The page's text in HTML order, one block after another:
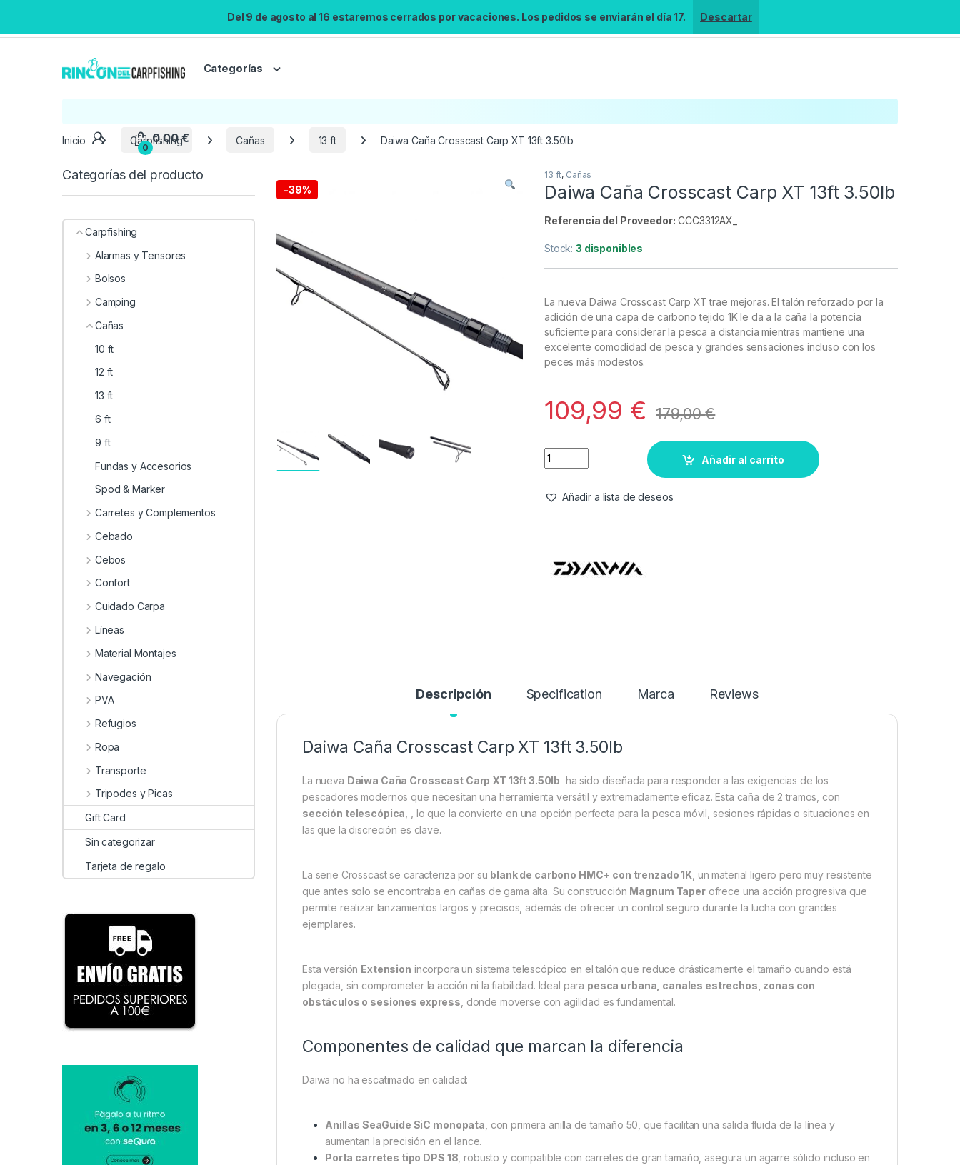
Del 9 de agosto al 16 estaremos cerrados por vacaciones. Los pedidos se enviarán el día 17. Descartar
Categorías
Búsqueda no disponible
No se pudo cargar el widget de búsqueda.
Inicio Carpfishing Cañas 13 ft Daiwa Caña Crosscast Carp XT 13ft 3.50lb
-39%
13 ft, Cañas
Daiwa Caña Crosscast Carp XT 13ft 3.50lb
Referencia del Proveedor: CCC3312AX_
Stock:3 disponibles
La nueva Daiwa Crosscast Carp XT trae mejoras.El talón reforzado por la
adición de una capa de carbono tejido 1K le da a la caña la potencia
suficiente para considerar la pesca a distancia mientras mantiene una
excelente comodidad de pesca y grandes sensaciones incluso con los
peces más modestos.
109,99 € 179,00€
Añadir al carrito
Añadir a lista de deseos
Descripción Specification Marca Reviews
Daiwa Caña Crosscast Carp XT 13ft 3.50lb
La nueva Daiwa Caña Crosscast Carp XT 13ft 3.50lb ha sido diseñada para responder a las exigencias de los
pescadores modernos que necesitan una herramienta versátil y extremadamente eficaz. Esta caña de 2 tramos, con
sección telescópica , , lo que la convierte en una opción perfecta para la pesca móvil, sesiones rápidas o situaciones en
las que la discreción es clave.
La serie Crosscast se caracteriza por su blank de carbono HMC+ con trenzado 1K , un material ligero pero muy resistente
que antes solo se encontraba en cañas de gama alta. Su construcción Magnum Taperofrece una acción progresiva que
permite realizar lanzamientos largos y precisos, además de ofrecer un control seguro durante la lucha con grandes
ejemplares.
Esta versión Extension incorpora un sistema telescópico en el talón que reduce drásticamente el tamaño cuando está
plegada, sin comprometer la acción ni la fiabilidad. Ideal para pesca urbana, canales estrechos, zonas con
obstáculos o sesiones express , donde moverse con agilidad es fundamental.
Componentes de calidad que marcan la diferencia
Daiwa no ha escatimado en calidad:
Anillas SeaGuide SiC monopata , con primera anilla de tamaño 50, que facilitan una salida fluida de la línea y
aumentan la precisión en el lance.
Porta carretes tipo DPS 18 , robusto y compatible con carretes de gran tamaño, asegura un agarre sólido incluso en
Categorías del producto
Carpfishing
Alarmas y Tensores
Bolsos
Camping
Cañas
10 ft
12 ft
13 ft
6 ft
9 ft
Fundas y Accesorios
Spod & Marker
Carretes y Complementos
Cebado
Cebos
Confort
Cuidado Carpa
Líneas
Material Montajes
Navegación
PVA
Refugios
Ropa
Transporte
Tripodes y Picas
Gift Card
Sin categorizar
Tarjeta de regalo